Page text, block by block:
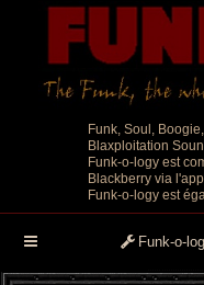
Funk, Soul,
Blaxploitation
Funk-o-logy est
Blackberry via
Funk-o-logy est
Funk-o-